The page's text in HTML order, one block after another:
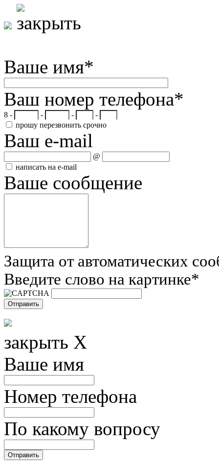
Ваше имя*
Ваш номер телефона*
8 - - -
-
прошу перезвонить срочно
Ваш e-mail
@
написать на e-mail
Ваше сообщение
Защита от автоматических
Введите слово на картинке*
закрыть X
Ваше имя
Номер телефона
По какому вопросу